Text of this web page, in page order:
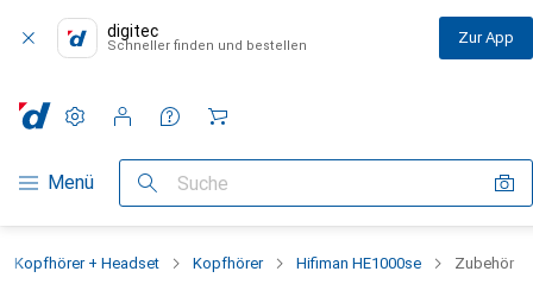
digitec
Schneller finden und bestellen Zur App
Navigation nach Kategorien
Menü Suche
Einstellungen
Kundenkonto
Vergleichslisten
Merklisten
Warenkorb
Kopfhörer + Headset Kopfhörer Hifiman HE1000se Zubehör